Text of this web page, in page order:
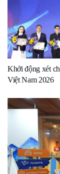
Khởi động xét
Việt Nam 2026